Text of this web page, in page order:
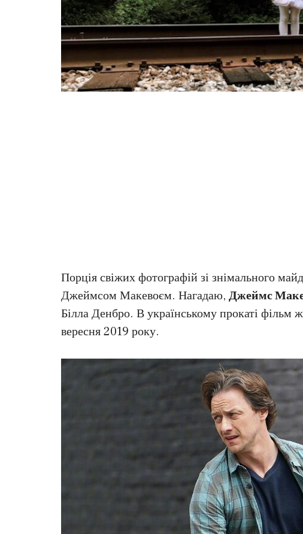
Порція свіжих фотографій зі знімального
Джеймсом Макевоєм. Нагадаю, Джеймс
Білла Денбро. В українському прокаті фільм
вересня 2019 року.